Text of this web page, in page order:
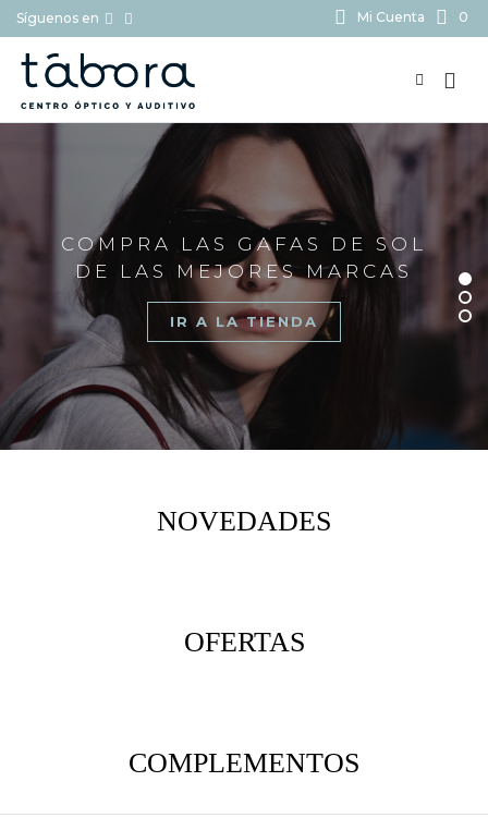
Síguenos en Mi Cuenta 0
COMPRA LAS GAFAS DE SOL
DE LAS MEJORES MARCAS
IR A LA TIENDA
NOVEDADES
OFERTAS
COMPLEMENTOS